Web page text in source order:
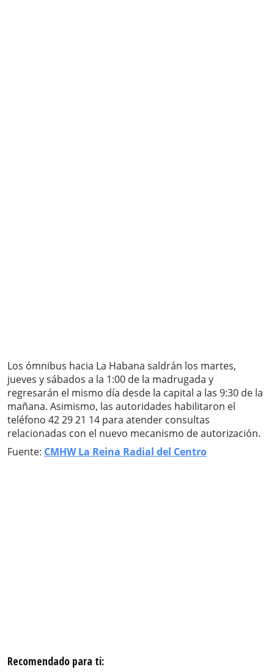
Los ómnibus hacia La Habana saldrán los martes,
jueves y sábados a la 1:00 de la madrugada y
regresarán el mismo día desde la capital a las 9:30 de la
mañana. Asimismo, las autoridades habilitaron el
teléfono 42 29 21 14 para atender consultas
relacionadas con el nuevo mecanismo de autorización.
Fuente: CMHW La Reina Radial del Centro
Recomendado para ti: